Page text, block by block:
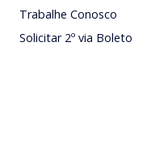
Trabalhe Conosco
Solicitar 2º via Boleto